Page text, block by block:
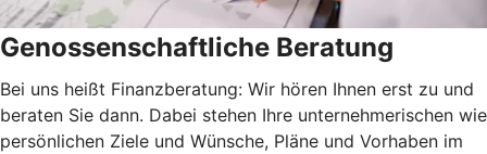
Genossenschaftliche Beratung
Bei uns heißt Finanzberatung: Wir hören Ihnen erst zu und
beraten Sie dann. Dabei stehen Ihre unternehmerischen wie
persönlichen Ziele und Wünsche, Pläne und Vorhaben im